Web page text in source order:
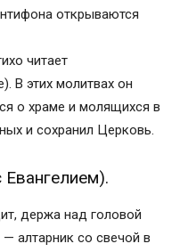
открываются
читает
В этих молитвах он
о храме и молящихся в
и сохранил Церковь.
держа над головой
алтарник со свечой в